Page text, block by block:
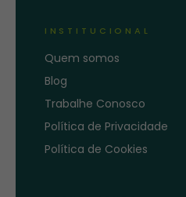
INSTITUCIONAL
Quem somos
Blog
Trabalhe Conosco
Política de Privacidade
Política de Cookies